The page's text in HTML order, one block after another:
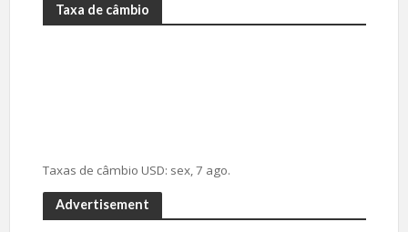
Taxa de câmbio
Taxas de câmbio USD: sex, 7 ago.
Advertisement